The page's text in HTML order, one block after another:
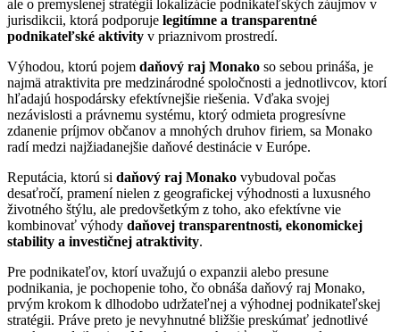
ale o premyslenej stratégii lokalizácie podnikateľských záujmov v
jurisdikcii, ktorá podporuje legitímne a transparentné
podnikateľské aktivity v priaznivom prostredí.
Výhodou, ktorú pojem daňový raj Monako so sebou prináša, je
najmä atraktivita pre medzinárodné spoločnosti a jednotlivcov, ktorí
hľadajú hospodársky efektívnejšie riešenia. Vďaka svojej
nezávislosti a právnemu systému, ktorý odmieta progresívne
zdanenie príjmov občanov a mnohých druhov firiem, sa Monako
radí medzi najžiadanejšie daňové destinácie v Európe.
Reputácia, ktorú si daňový raj Monako vybudoval počas
desaťročí, pramení nielen z geografickej výhodnosti a luxusného
životného štýlu, ale predovšetkým z toho, ako efektívne vie
kombinovať výhody daňovej transparentnosti, ekonomickej
stability a investičnej atraktivity.
Pre podnikateľov, ktorí uvažujú o expanzii alebo presune
podnikania, je pochopenie toho, čo obnáša daňový raj Monako,
prvým krokom k dlhodobo udržateľnej a výhodnej podnikateľskej
stratégii. Práve preto je nevyhnutné bližšie preskúmať jednotlivé